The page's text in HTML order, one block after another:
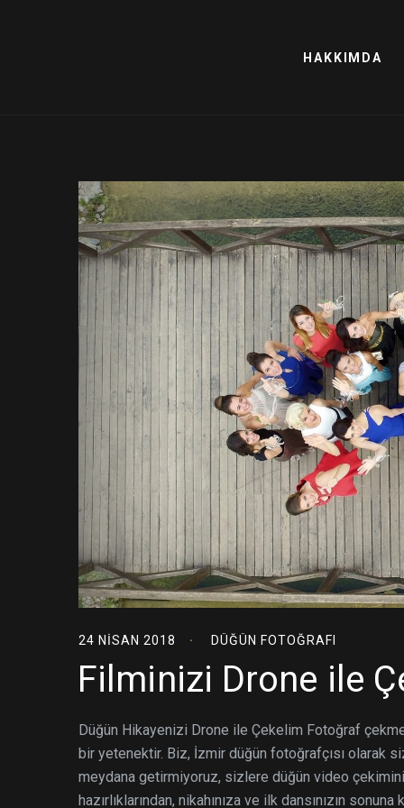
HAKKIMDA
24 NISAN 2018 DÜĞÜN FOTOĞRAFI
Filminizi Drone ile
Düğün Hikayenizi Drone ile Çekelim Fotoğraf
bir yetenektir. Biz, İzmir düğün fotoğrafçısı olarak
meydana getirmiyoruz, sizlere düğün video
hazırlıklarından, nikahınıza ve ilk dansınızın